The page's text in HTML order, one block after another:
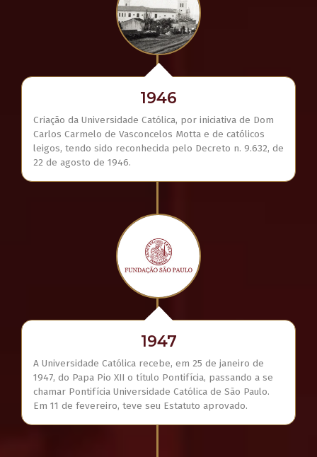
1946
Criação da Universidade Católica, por iniciativa de Dom
Carlos Carmelo de Vasconcelos Motta e de católicos
leigos, tendo sido reconhecida pelo Decreto n. 9.632, de
22 de agosto de 1946.
1947
A Universidade Católica recebe, em 25 de janeiro de
1947, do Papa Pio XII o título Pontifícia, passando a se
chamar Pontifícia Universidade Católica de São Paulo.
Em 11 de fevereiro, teve seu Estatuto aprovado.